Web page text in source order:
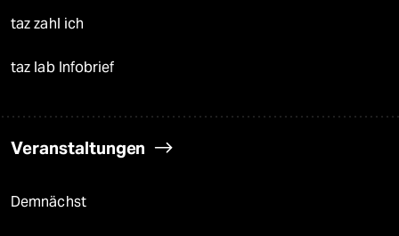
taz zahl ich
taz lab Infobrief
Veranstaltungen
Demnächst